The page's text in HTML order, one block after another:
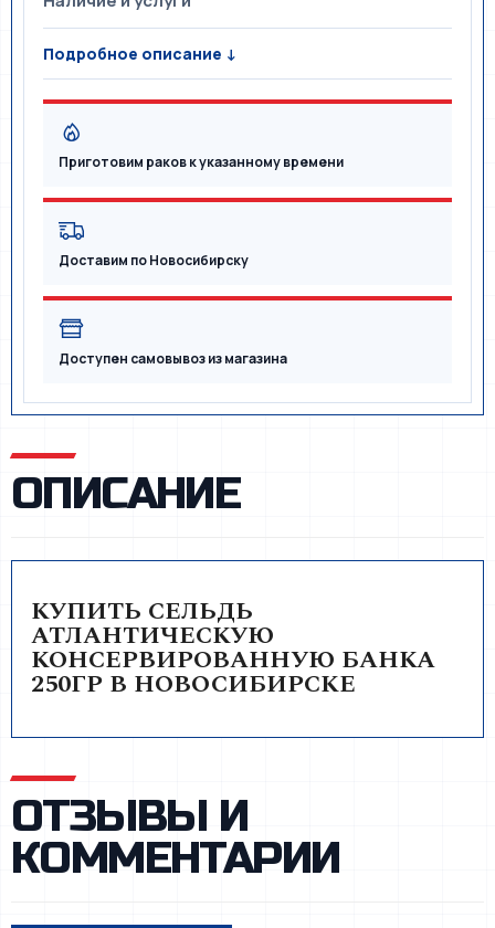
Подробное описание ↓
Приготовим раков к указанному времени
Доставим по Новосибирску
Доступен самовывоз из магазина
ОПИСАНИЕ
КУПИТЬ СЕЛЬДЬ
АТЛАНТИЧЕСКУЮ
КОНСЕРВИРОВАННУЮ БАНКА
250ГР В НОВОСИБИРСКЕ
ОТЗЫВЫ И
КОММЕНТАРИИ